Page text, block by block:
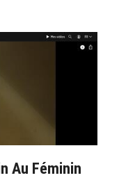
Au Féminin